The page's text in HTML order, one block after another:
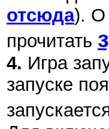
отсюда). О
прочитать
4. Игра
запуске